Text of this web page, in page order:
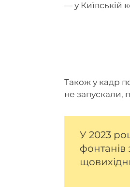
— у Київській
Також у кадр
не запускали,
У 2023